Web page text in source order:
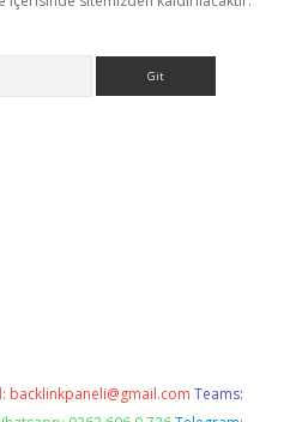
backlinkpaneli@gmail.com Teams: